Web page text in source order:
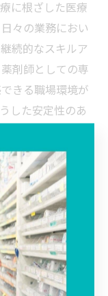
に根ざした医療
々の業務におい
続的なスキルア
剤師としての専
きる職場環境が
した安定性のあ
する柔軟